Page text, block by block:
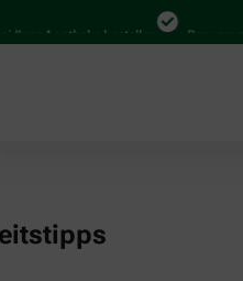
Apotheke bestellen Bequem